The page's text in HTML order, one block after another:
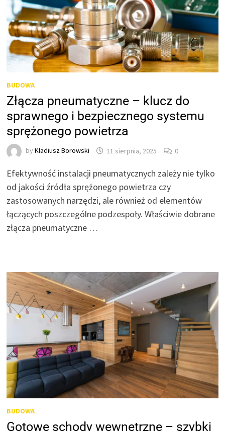
BUDOWA
Złącza pneumatyczne – klucz do
sprawnego i bezpiecznego systemu
sprężonego powietrza
byKladiusz Borowski 11 sierpnia, 2025 0
Efektywność instalacji pneumatycznych zależy nie tylko
od jakości źródła sprężonego powietrza czy
zastosowanych narzędzi, ale również od elementów
łączących poszczególne podzespoły. Właściwie dobrane
złącza pneumatyczne …
BUDOWA
Gotowe schody wewnętrzne – szybki